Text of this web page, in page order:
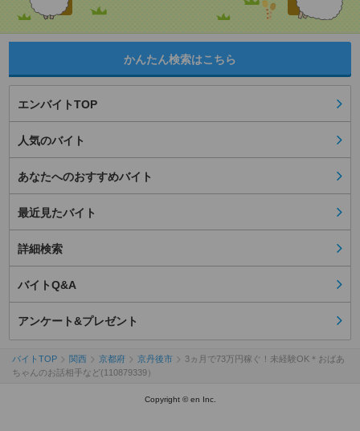
かんたん検索はこちら
エンバイトTOP
人気のバイト
あなたへのおすすめバイト
最近見たバイト
詳細検索
バイトQ&A
アンケート&プレゼント
バイトTOP 関西 京都府 京丹後市
3ヵ月で73万円稼ぐ！未経験OK＊おばあ
ちゃんのお話相手など(110879339）
Copyright © en Inc.